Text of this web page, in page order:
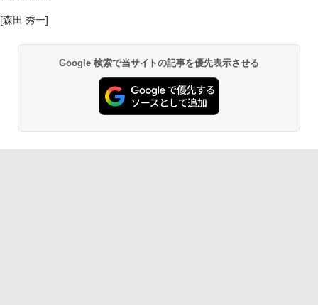
[森田 秀一]
Google 検索で当サイトの記事を優先表示させる